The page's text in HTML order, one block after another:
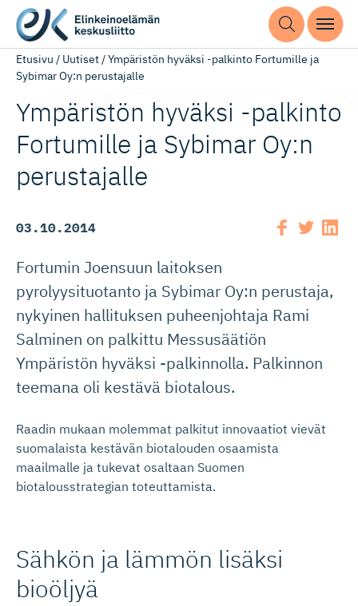
Etusivu / Uutiset/Ympäristön hyväksi -palkinto Fortumille ja
Sybimar Oy:n perustajalle
Ympäristön hyväksi -palkinto
Fortumille ja Sybimar Oy:n
perustajalle
03.10.2014
Fortumin Joensuun laitoksen
pyrolyysituotanto ja Sybimar Oy:n perustaja,
nykyinen hallituksen puheenjohtaja Rami
Salminen on palkittu Messusäätiön
Ympäristön hyväksi -palkinnolla. Palkinnon
teemana oli kestävä biotalous.
Raadin mukaan molemmat palkitut innovaatiot vievät
suomalaista kestävän biotalouden osaamista
maailmalle ja tukevat osaltaan Suomen
biotalousstrategian toteuttamista.
Sähkön ja lämmön lisäksi
bioöljyä